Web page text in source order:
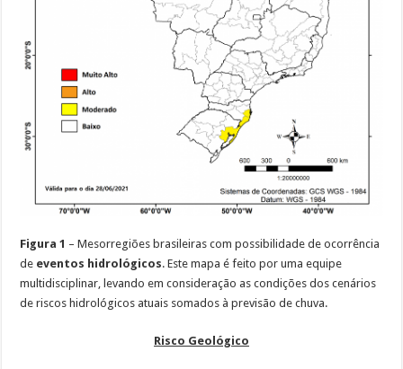
Figura 1 – Mesorregiões brasileiras com possibilidade de ocorrência
de eventos hidrológicos. Este mapa é feito por uma equipe
multidisciplinar, levando em consideração as condições dos cenários
de riscos hidrológicos atuais somados à previsão de chuva.
Risco Geológico